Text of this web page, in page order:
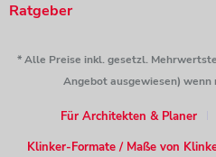
Ratgeber
* Alle Preise inkl. gesetzl.
Angebot ausgewiesen) wenn
Für Architekten & Planer
Klinker-Formate / Maße von